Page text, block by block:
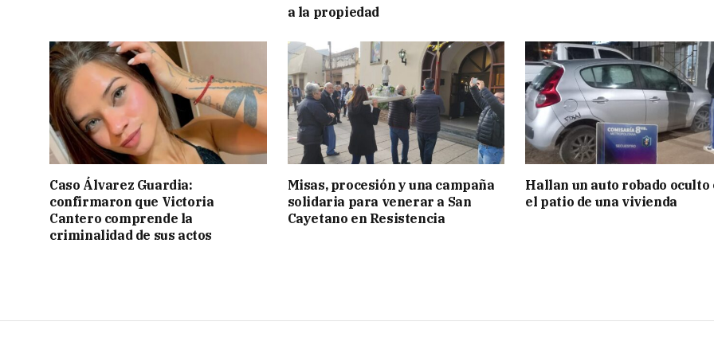
a la propiedad
Caso Álvarez Guardia:
confirmaron que Victoria
Cantero comprende la
criminalidad de sus actos
Misas, procesión y una campaña
solidaria para venerar a San
Cayetano en Resistencia
Hallan un auto robado oculto
el patio de una vivienda